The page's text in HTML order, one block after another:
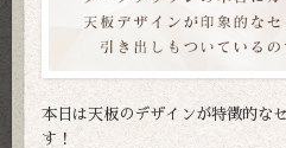
本日は天板のデザインが特徴的な
す！